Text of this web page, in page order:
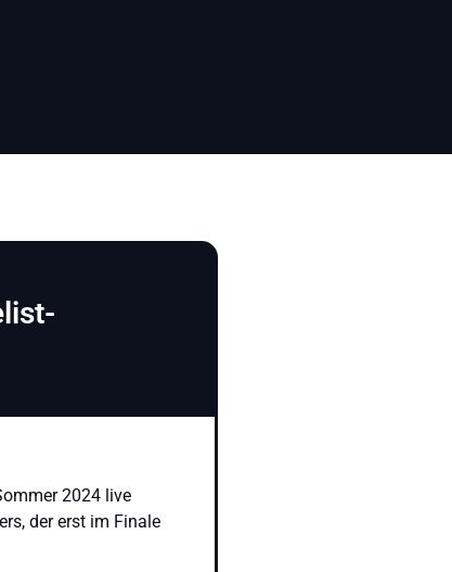
2024 live
der erst im Finale